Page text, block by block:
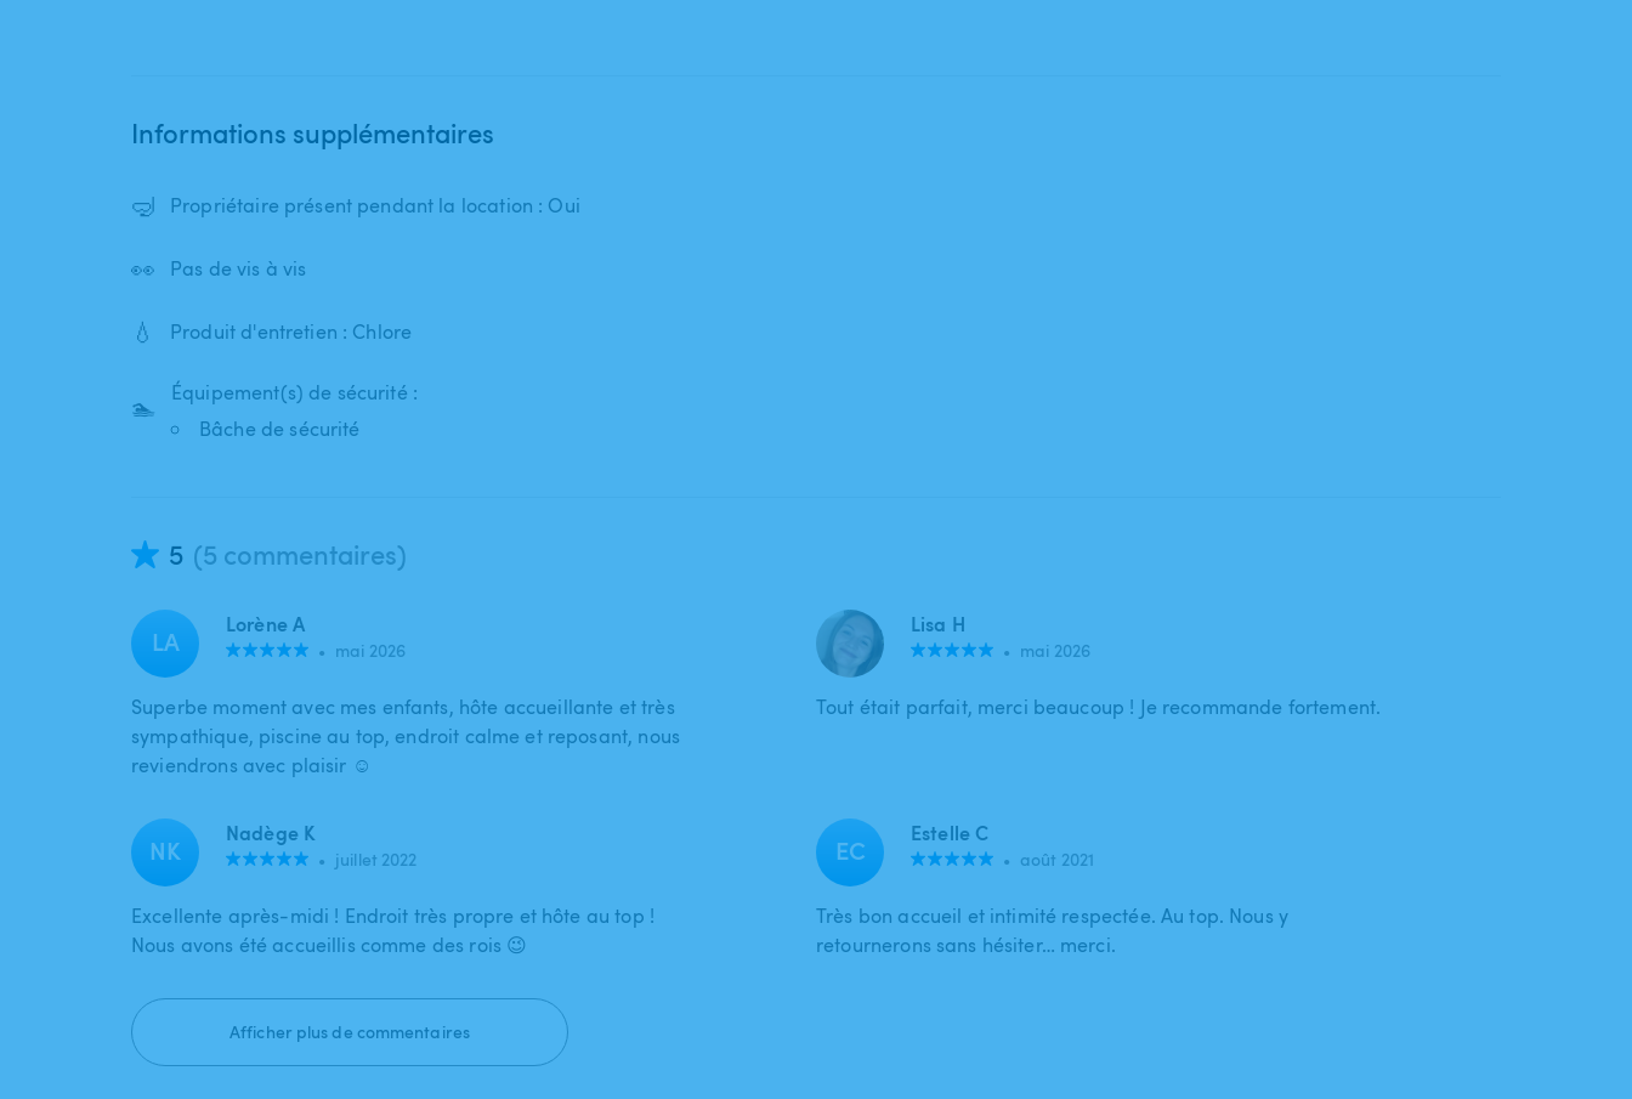
Informations supplémentaires
🤿 Propriétaire présent pendant la location : Oui
👀 Pas de vis à vis
💧 Produit d'entretien : Chlore
🏊
Équipement(s) de sécurité :
Bâche de sécurité
5 (5 commentaires)
LA Lorène A
• mai 2026
Superbe moment avec mes enfants, hôte accueillante et très
sympathique, piscine au top, endroit calme et reposant, nous
reviendrons avec plaisir ☺️
Lisa H
• mai 2026
Tout était parfait, merci beaucoup ! Je recommande fortement.
NK Nadège K
• juillet 2022
Excellente après-midi ! Endroit très propre et hôte au top !
Nous avons été accueillis comme des rois 😉
EC Estelle C
• août 2021
Très bon accueil et intimité respectée. Au top. Nous y
retournerons sans hésiter… merci.
Afficher plus de commentaires